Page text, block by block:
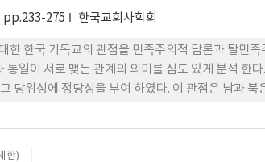
에 발생한 민족독립운동에 동참하여 민족의 운명과
pp.233-275 한국교회사학회
한 한국 기독교의 관점을 민족주의적 담론과 탈민
통일이 서로 맺는 관계의 의미를 심도 있게 분석 한
당위성에 정당성을 부여 하였다. 이 관점은 남과
통일운동의 대표적인 관점으로 1988년 한국기독
. 민족주의적 통일론 속에서 평화는 통일의 하위범
한)